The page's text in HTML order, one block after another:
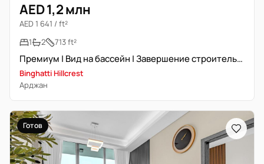
AED 1,2 млн
AED 1 641 / ft²
1
2 713 ft²
Премиум | Вид на бассейн | Завершение строительства
Binghatti Hillcrest
Арджан
Готов